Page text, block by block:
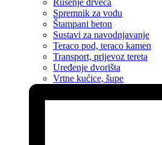
Rušenje drveća
Spremnik za vodu
Štampani beton
Sustavi za navodnjavanje
Teraco pod, teraco kamen
Transport, prijevoz tereta
Uređenje dvorišta
Vrtne kućice, šupe